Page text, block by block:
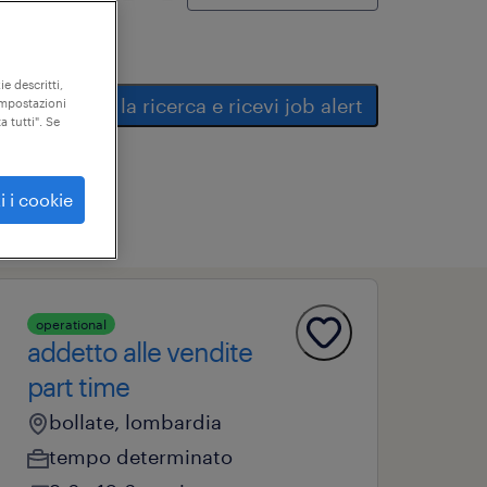
salva la ricerca e ricevi job alert
operational
addetto alle vendite
part time
bollate, lombardia
tempo determinato
descritti,
tutti". Se
i cookie